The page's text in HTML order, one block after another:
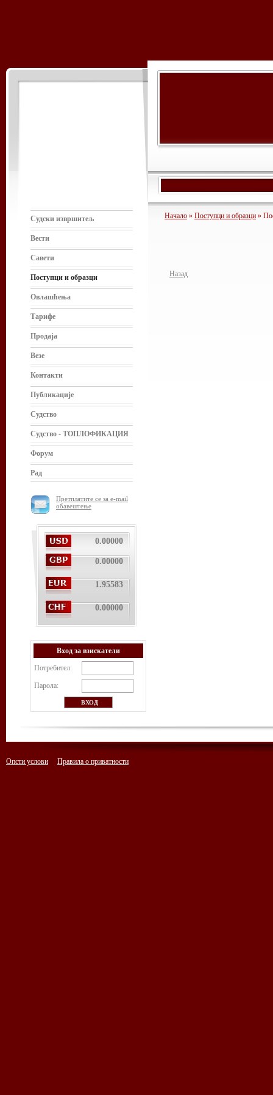
Судски извршитељ
Вести
Савети
Поступци и образци
Овлашћења
Тарифе
Продаја
Везе
Контакти
Публикације
Судство
Судство - ТОПЛОФИКАЦИЯ
Форум
Рад
Претплатите се за e-mail
обавештење
0.00000
0.00000
1.95583
0.00000
Вход за взискатели
Потребител:
Парола:
Начало » Поступци и образци »
Назад
Опсти услови Правила о приватности